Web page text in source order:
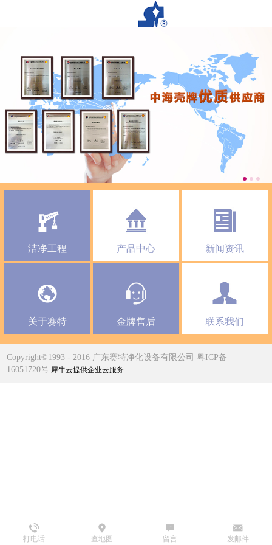
洁净工程 产品中心 新闻资讯
关于赛特 金牌售后 联系我们
Copyright©1993 - 2016 广东赛特净化设备有限公司 粤ICP备
16051720号 犀牛云提供企业云服务
打电话 查地图 发邮件
留言